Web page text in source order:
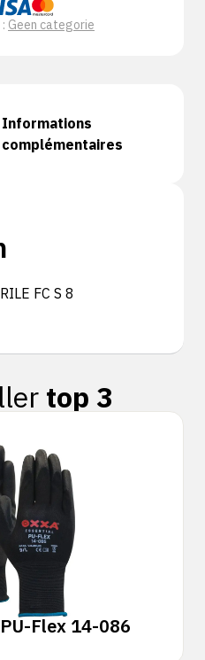
Geen categorie
Informations
complémentaires
FC S 8
top 3
Flex 14-086